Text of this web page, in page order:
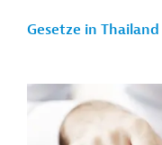
Gesetze in Thailand